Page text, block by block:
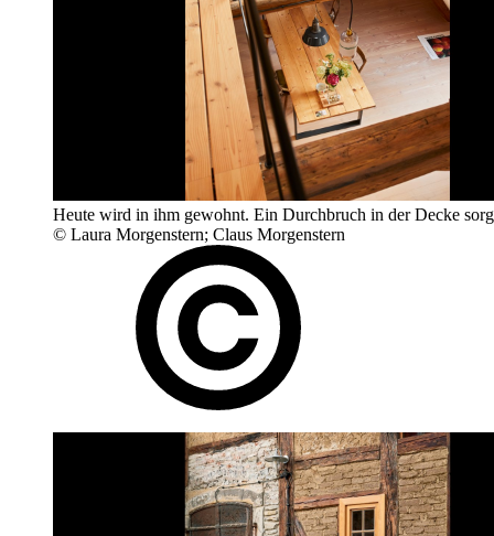
Heute wird in ihm gewohnt. Ein Durchbruch in der Decke
© Laura Morgenstern; Claus Morgenstern